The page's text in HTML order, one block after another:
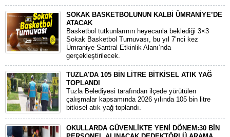
SOKAK BASKETBOLUNUN KALBİ ÜMRANİYE’DE
ATACAK
Basketbol tutkunlarının heyecanla beklediği 3×3
Sokak Basketbol Turnuvası, bu yıl 7’nci kez
Ümraniye Santral Etkinlik Alanı’nda
gerçekleştirilecek.
TUZLA'DA 105 BİN LİTRE BİTKİSEL ATIK YAĞ
TOPLANDI
Tuzla Belediyesi tarafından ilçede yürütülen
çalışmalar kapsamında 2026 yılında 105 bin litre
bitkisel atık yağ toplandı.
OKULLARDA GÜVENLİKTE YENİ DÖNEM:30 BİN